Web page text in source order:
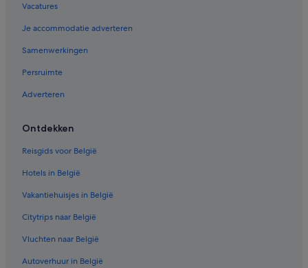
Vacatures
Je accommodatie adverteren
Samenwerkingen
Persruimte
Adverteren
Ontdekken
Reisgids voor België
Hotels in België
Vakantiehuisjes in België
Citytrips naar België
Vluchten naar België
Autoverhuur in België